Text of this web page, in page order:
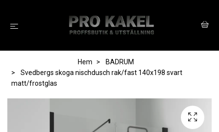
Hem
BADRUM
Svedbergs skoga nischdusch rak/fast 140x198 svart
matt/frostglas